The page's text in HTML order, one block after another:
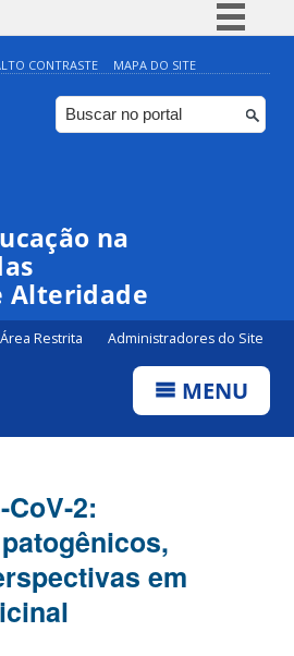
Simplifique!
Comunica BR
Participe
CONTRASTE MAPA DO SITE
na
Alteridade
Área Restrita Administradores do Site
MENU
2:
em